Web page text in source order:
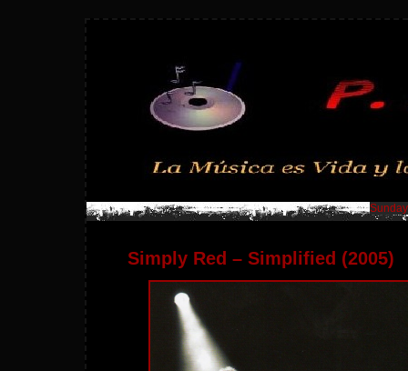
Simply Red – Simplified (2005)